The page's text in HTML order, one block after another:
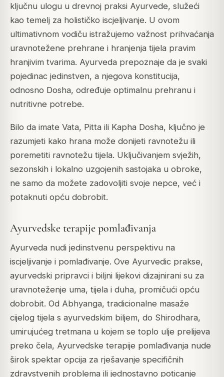
ključnu ulogu u drevnoj praksi Ayurvede, služeći
kao temelj za holističko iscjeljivanje. U ovom
ultimativnom vodiču istražujemo važnost prihvaćanja
uravnotežene prehrane i hranjenja tijela pravim
hranjivim tvarima. Ayurveda prepoznaje da je svaki
pojedinac jedinstven, a njegova konstitucija,
odnosno Dosha, određuje optimalnu prehranu i
nutritivne potrebe.
Bilo da imate Vata, Pitta ili Kapha Dosha, ključno je
razumjeti kako hrana može donijeti ravnotežu ili
poremetiti ravnotežu tijela. Uključivanjem svježih,
sezonskih i lokalno uzgojenih sastojaka u obroke,
ne samo da možete zadovoljiti svoje nepce, već i
potaknuti opću dobrobit.
Ayurvedske terapije pomlađivanja
Ayurveda nudi jedinstvenu perspektivu na
iscjeljivanje i pomlađivanje. Ove Ayurvedic prakse,
ayurvedski pripravci i biljni lijekovi dizajnirani su za
uravnoteženje uma, tijela i duha, promičući opću
dobrobit. Od Abhyanga, tradicionalne masaže
cijelog tijela s ayurvedskim biljem, do Shirodhara,
umirujućeg tretmana u kojem se toplo ulje prelijeva
preko čela, Ayurvedske terapije pomlađivanja nude
širok spektar opcija za rješavanje specifičnih
zdravstvenih problema ili jednostavno poticanje